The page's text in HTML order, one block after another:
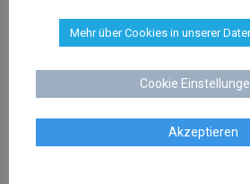
TEL 0421 566 38
Mehr über Cookies in unserer
Cookie
Akzeptieren